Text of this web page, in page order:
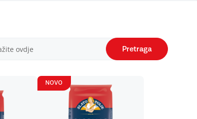
Pretraga
NOVO